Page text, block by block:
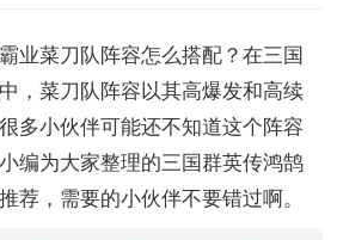
业菜刀队阵容怎么搭配？在三国
，菜刀队阵容以其高爆发和高续
多小伙伴可能还不知道这个阵容
编为大家整理的三国群英传鸿鹄
荐，需要的小伙伴不要错过啊。